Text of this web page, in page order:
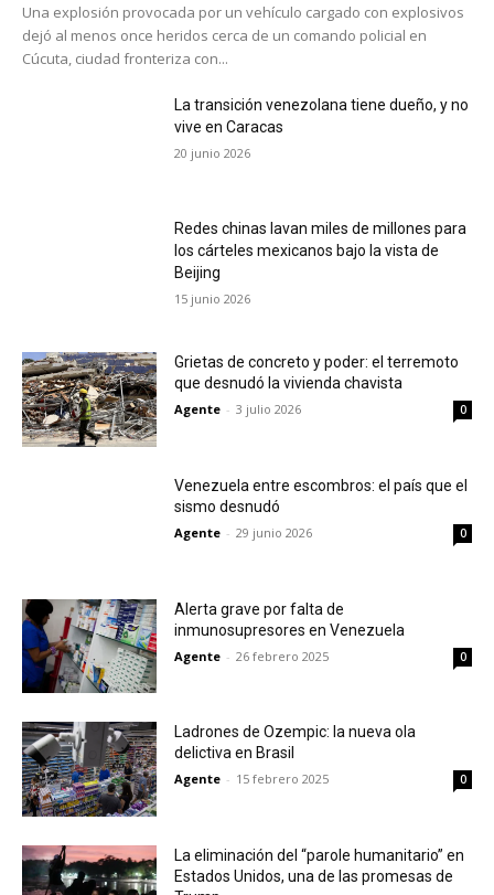
Una explosión provocada por un vehículo cargado con explosivos
dejó al menos once heridos cerca de un comando policial en
Cúcuta, ciudad fronteriza con...
La transición venezolana tiene dueño, y no
vive en Caracas
20 junio 2026
Redes chinas lavan miles de millones para
los cárteles mexicanos bajo la vista de
Beijing
15 junio 2026
Grietas de concreto y poder: el terremoto
que desnudó la vivienda chavista
Agente - 3 julio 2026 0
Venezuela entre escombros: el país que el
sismo desnudó
Agente - 29 junio 2026 0
Alerta grave por falta de
inmunosupresores en Venezuela
Agente - 26 febrero 2025 0
Ladrones de Ozempic: la nueva ola
delictiva en Brasil
Agente - 15 febrero 2025 0
La eliminación del “parole humanitario” en
Estados Unidos, una de las promesas de